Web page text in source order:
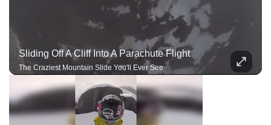
Sliding Off A Cliff Into A Parachute Flight
The Craziest Mountain Slide You'll Ever See